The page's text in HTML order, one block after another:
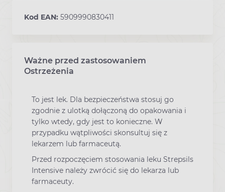
Kod EAN: 5909990830411
Ważne przed zastosowaniem
Ostrzeżenia
To jest lek. Dla bezpieczeństwa stosuj go
zgodnie z ulotką dołączoną do opakowania i
tylko wtedy, gdy jest to konieczne. W
przypadku wątpliwości skonsultuj się z
lekarzem lub farmaceutą.
Przed rozpoczęciem stosowania leku Strepsils
Intensive należy zwrócić się do lekarza lub
farmaceuty.